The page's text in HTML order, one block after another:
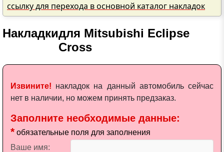
ссылку для перехода в основной каталог накладок
Накладкидля Mitsubishi Eclipse
Cross
Извините! накладок на данный автомобиль сейчас
нет в наличии, но можем принять предзаказ.
Заполните необходимые данные:
* обязательные поля для заполнения
Ваше имя: